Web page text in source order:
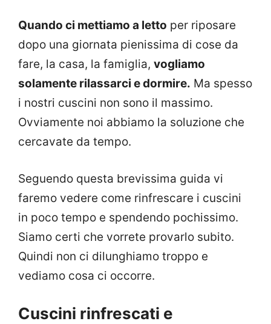
Quando ci mettiamo a letto per riposare
dopo una giornata pienissima di cose da
fare, la casa, la famiglia, vogliamo
solamente rilassarci e dormire. Ma spesso
i nostri cuscini non sono il massimo.
Ovviamente noi abbiamo la soluzione che
cercavate da tempo.
Seguendo questa brevissima guida vi
faremo vedere come rinfrescare i cuscini
in poco tempo e spendendo pochissimo.
Siamo certi che vorrete provarlo subito.
Quindi non ci dilunghiamo troppo e
vediamo cosa ci occorre.
Cuscini rinfrescati e